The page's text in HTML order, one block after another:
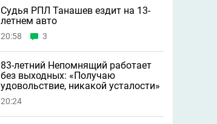
Судья РПЛ Танашев ездит на 13-
летнем авто
20:58 3
83-летний Непомнящий работает
без выходных: «Получаю
удовольствие, никакой усталости»
20:24